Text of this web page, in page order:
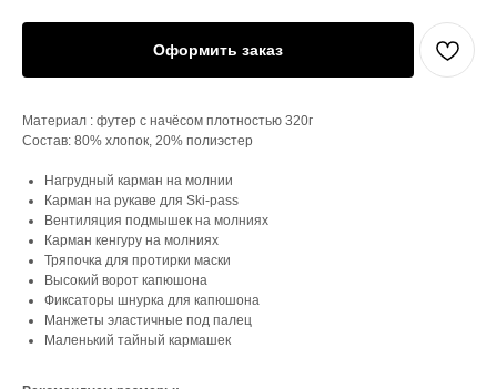
Оформить заказ
Материал : футер с начёсом плотностью 320г
Состав: 80% хлопок, 20% полиэстер
Нагрудный карман на молнии
Карман на рукаве для Ski-pass
Вентиляция подмышек на молниях
Карман кенгуру на молниях
Тряпочка для протирки маски
Высокий ворот капюшона
Фиксаторы шнурка для капюшона
Манжеты эластичные под палец
Маленький тайный кармашек